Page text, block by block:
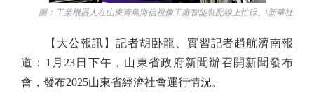
圖：工業機器人在山東青島海信視像工廠智能裝配線上忙碌。\新華社
【大公報訊】記者胡卧龍、實習記者趙航濟南報
道：1月23日下午，山東省政府新聞辦召開新聞發布
會，發布2025山東省經濟社會運行情況。